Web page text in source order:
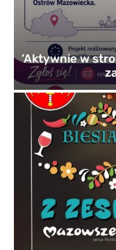
’Aktywnie w